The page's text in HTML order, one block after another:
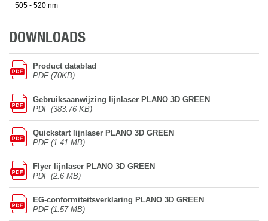
505 - 520 nm
DOWNLOADS
Product datablad
PDF (70KB)
Gebruiksaanwijzing lijnlaser PLANO 3D GREEN
PDF (383.76 KB)
Quickstart lijnlaser PLANO 3D GREEN
PDF (1.41 MB)
Flyer lijnlaser PLANO 3D GREEN
PDF (2.6 MB)
EG-conformiteitsverklaring PLANO 3D GREEN
PDF (1.57 MB)